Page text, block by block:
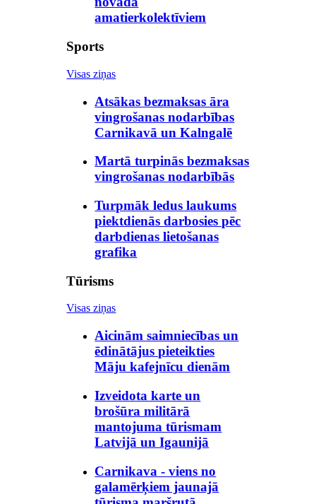
amatierkolektīviem
Sports
Visas ziņas
Atsākas bezmaksas āra
vingrošanas nodarbības
Carnikavā un Kalngalē
Martā turpinās bezmaksas
vingrošanas nodarbībās
Turpmāk ledus laukums
piektdienās darbosies pēc
darbdienas lietošanas
grafika
Tūrisms
Visas ziņas
Aicinām saimniecības un
ēdinātājus pieteikties
Māju kafejnīcu dienām
Izveidota karte un
brošūra militārā
mantojuma tūrismam
Latvijā un Igaunijā
Carnikava - viens no
galamērķiem jaunajā